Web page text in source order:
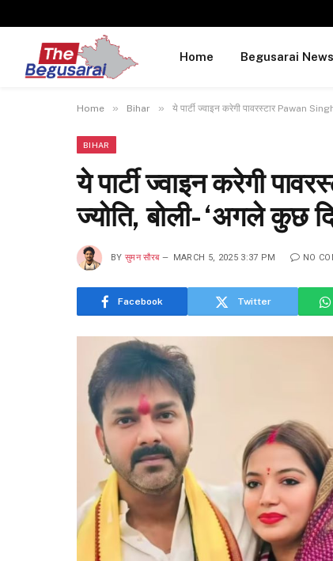
Home Begusarai News
Home » Bihar » ये पार्टी ज्वाइन करेगी पावरस्टार Pawan
BIHAR
ये पार्टी ज्वाइन करेगी
ज्योति, बोली- ‘अगले कुछ
BY सुमन सौरब MARCH 5, 2025 3:37 PM NO
Facebook Twitter